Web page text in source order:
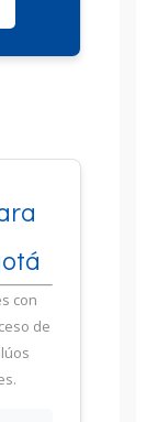
con
de